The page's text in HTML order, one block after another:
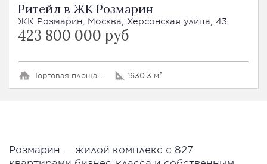
Ритейл в ЖК Розмарин
ЖК Розмарин, Москва, Херсонская улица, 43
423 800 000 руб
Торговая площадь 1630.3 м²
Розмарин — жилой комплекс с 827